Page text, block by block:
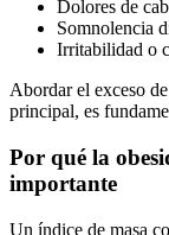
Dolores de
Somnolencia
Irritabilidad o
Abordar el exceso
principal, es
Por qué la
importante
Un índice de masa